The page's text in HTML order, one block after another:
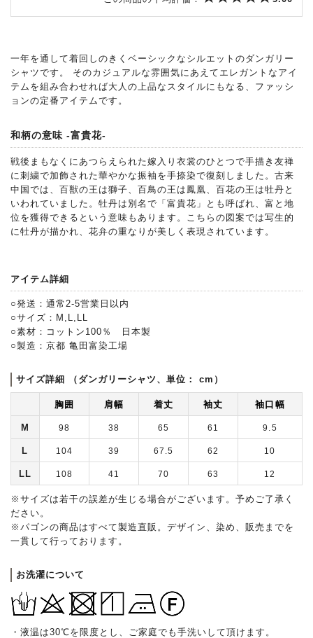
一年を通して着回しのきくベーシックなシルエットのダンガリー
シャツです。 そのカジュアルな雰囲気にあえてエレガントなアイ
テムを組み合わせれば大人の上品なスタイルにもなる、ファッシ
ョンの定番アイテムです。
和柄の意味 -富貴花-
戦後まもなくにあつらえられた嫁入り衣裳のひとつで手描き友禅
に刺繍で加飾された華やかな振袖を手捺染で復刻しました。古来
中国では、百獣の王は獅子、百鳥の王は鳳凰、百花の王は牡丹と
いわれていました。牡丹は別名で「富貴花」とも呼ばれ、富と地
位を獲得できるという意味もあります。こちらの図案では写生的
に牡丹が描かれ、花弁の重なりが美しく表現されています。
アイテム詳細
○発送：通常2-5営業日以内
○サイズ：M,L,LL
○素材：コットン100％ 日本製
○製造：京都 亀田富染工場
サイズ詳細 （ダンガリーシャツ、単位： cm）
胸囲 肩幅 着丈 袖丈 袖口幅
M 98 38 65 61 9.5
L 104 39 67.5 62 10
LL 108 41 70 63 12
※サイズは若干の誤差が生じる場合がございます。予めご了承く
ださい。
※パゴンの商品はすべて製造直販。デザイン、染め、販売までを
一貫して行っております。
お洗濯について
・液温は30℃を限度とし、ご家庭でも手洗いして頂けます。